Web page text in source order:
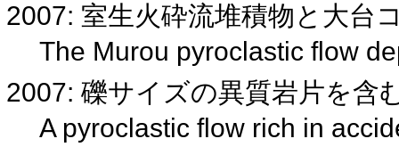
2007: 室生火砕流堆積物と大台
The Murou pyroclastic flow
2007: 礫サイズの異質岩片を含
A pyroclastic flow rich in